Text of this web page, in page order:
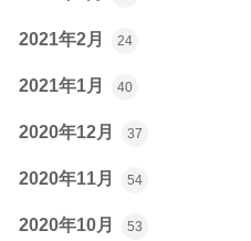
2021年2月 24
2021年1月 40
2020年12月 37
2020年11月 54
2020年10月 53